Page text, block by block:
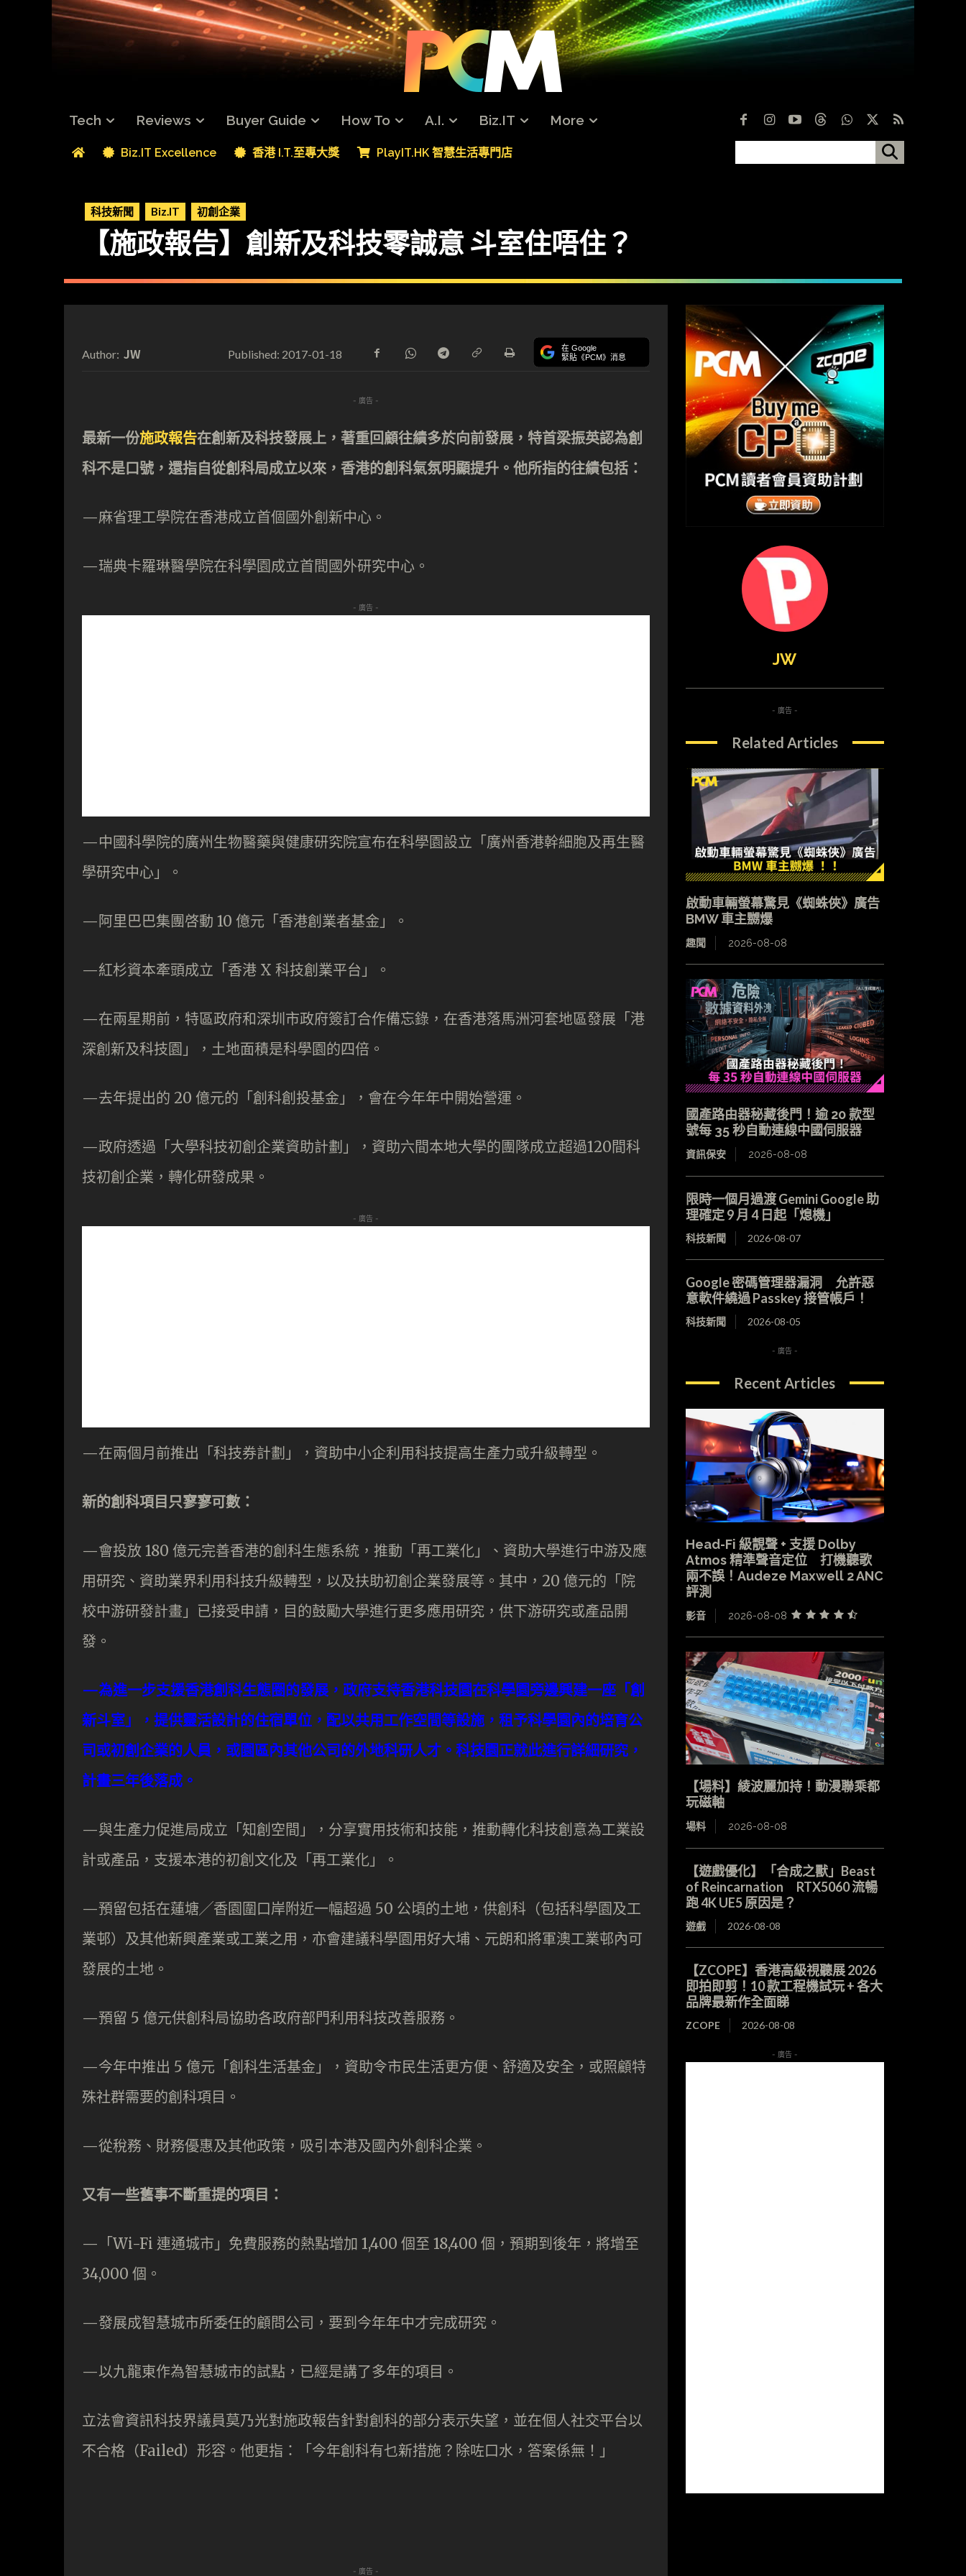
Tech Reviews Buyer Guide How To A.I. Biz.IT More
Biz.IT Excellence 香港 I.T.至專大獎 PlayIT.HK 智慧生活專門店
科技新聞 Biz.IT 初創企業
【施政報告】創新及科技零誠意 斗室住唔住？
Author: JW Published: 2017-01-18 在 Google
緊貼《PCM》消息
- 廣告 -
最新一份施政報告在創新及科技發展上，著重回顧往績多於向前發展，特首梁振英認為創
科不是口號，還指自從創科局成立以來，香港的創科氣氛明顯提升。他所指的往績包括：
—麻省理工學院在香港成立首個國外創新中心。
—瑞典卡羅琳醫學院在科學園成立首間國外研究中心。
- 廣告 -
—中國科學院的廣州生物醫藥與健康研究院宣布在科學園設立「廣州香港幹細胞及再生醫
學研究中心」。
—阿里巴巴集團啓動 10 億元「香港創業者基金」。
—紅杉資本牽頭成立「香港 X 科技創業平台」。
—在兩星期前，特區政府和深圳市政府簽訂合作備忘錄，在香港落馬洲河套地區發展「港
深創新及科技園」，土地面積是科學園的四倍。
—去年提出的 20 億元的「創科創投基金」，會在今年年中開始營運。
—政府透過「大學科技初創企業資助計劃」，資助六間本地大學的團隊成立超過120間科
技初創企業，轉化研發成果。
- 廣告 -
—在兩個月前推出「科技券計劃」，資助中小企利用科技提高生產力或升級轉型。
新的創科項目只寥寥可數：
—會投放 180 億元完善香港的創科生態系統，推動「再工業化」、資助大學進行中游及應
用研究、資助業界利用科技升級轉型，以及扶助初創企業發展等。其中，20 億元的「院
校中游研發計畫」已接受申請，目的鼓勵大學進行更多應用研究，供下游研究或產品開
發。
—為進一步支援香港創科生態圈的發展，政府支持香港科技園在科學園旁邊興建一座「創
新斗室」，提供靈活設計的住宿單位，配以共用工作空間等設施，租予科學園內的培育公
司或初創企業的人員，或園區內其他公司的外地科研人才。科技園正就此進行詳細研究，
計畫三年後落成。
—與生產力促進局成立「知創空間」，分享實用技術和技能，推動轉化科技創意為工業設
計或產品，支援本港的初創文化及「再工業化」。
—預留包括在蓮塘╱香園圍口岸附近一幅超過 50 公頃的土地，供創科（包括科學園及工
業邨）及其他新興產業或工業之用，亦會建議科學園用好大埔、元朗和將軍澳工業邨內可
發展的土地。
—預留 5 億元供創科局協助各政府部門利用科技改善服務。
—今年中推出 5 億元「創科生活基金」，資助令市民生活更方便、舒適及安全，或照顧特
殊社群需要的創科項目。
—從稅務、財務優惠及其他政策，吸引本港及國內外創科企業。
又有一些舊事不斷重提的項目：
—「Wi-Fi 連通城市」免費服務的熱點增加 1,400 個至 18,400 個，預期到後年，將增至
34,000 個。
—發展成智慧城市所委任的顧問公司，要到今年年中才完成研究。
—以九龍東作為智慧城市的試點，已經是講了多年的項目。
立法會資訊科技界議員莫乃光對施政報告針對創科的部分表示失望，並在個人社交平台以
不合格（Failed）形容。他更指：「今年創科有乜新措施？除咗口水，答案係無！」
- 廣告 -
JW
- 廣告 -
Related Articles
啟動車輛螢幕驚見《蜘蛛俠》廣告
BMW 車主嬲爆
趣聞 2026-08-08
國產路由器秘藏後門！逾 20 款型
號每 35 秒自動連線中國伺服器
資訊保安 2026-08-08
限時一個月過渡 Gemini Google 助
理確定 9 月 4 日起「熄機」
科技新聞 2026-08-07
Google 密碼管理器漏洞 允許惡
意軟件繞過 Passkey 接管帳戶！
科技新聞 2026-08-05
- 廣告 -
Recent Articles
Head-Fi 級靚聲 + 支援 Dolby
Atmos 精準聲音定位 打機聽歌
兩不誤！Audeze Maxwell 2 ANC
評測
影音 2026-08-08
【場料】綾波麗加持！動漫聯乘都
玩磁軸
場料 2026-08-08
【遊戲優化】「合成之獸」Beast
of Reincarnation RTX5060 流暢
跑 4K UE5 原因是？
遊戲 2026-08-08
【ZCOPE】香港高級視聽展 2026
即拍即剪！10 款工程機試玩 + 各大
品牌最新作全面睇
ZCOPE 2026-08-08
- 廣告 -